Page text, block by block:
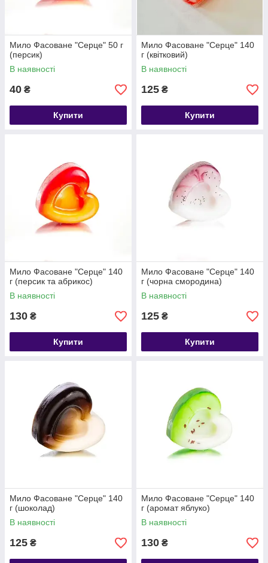
Мило Фасоване "Серце" 50 г
(персик)
В наявності
40 ₴
Купити
Мило Фасоване "Серце" 140
г (квітковий)
В наявності
125 ₴
Купити
Мило Фасоване "Серце" 140
г (персик та абрикос)
В наявності
130 ₴
Купити
Мило Фасоване "Серце" 140
г (чорна смородина)
В наявності
125 ₴
Купити
Мило Фасоване "Серце" 140
г (шоколад)
В наявності
125 ₴
Мило Фасоване "Серце" 140
г (аромат яблуко)
В наявності
130 ₴